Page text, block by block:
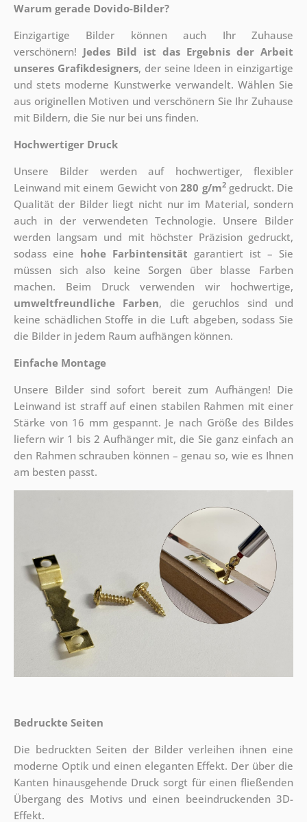
Warum gerade Dovido-Bilder?
Einzigartige Bilder können auch Ihr Zuhause
verschönern! Jedes Bild ist das Ergebnis der Arbeit
unseres Grafikdesigners, der seine Ideen in einzigartige
und stets moderne Kunstwerke verwandelt. Wählen Sie
aus originellen Motiven und verschönern Sie Ihr Zuhause
mit Bildern, die Sie nur bei uns finden.
Hochwertiger Druck
Unsere Bilder werden auf hochwertiger, flexibler
Leinwand mit einem Gewicht von280 g/m2gedruckt. Die
Qualität der Bilder liegt nicht nur im Material, sondern
auch in der verwendeten Technologie. Unsere Bilder
werden langsam und mit höchster Präzision gedruckt,
sodass eine hohe Farbintensität garantiert ist – Sie
müssen sich also keine Sorgen über blasse Farben
machen. Beim Druck verwenden wir hochwertige,
umweltfreundliche Farben, die geruchlos sind und
keine schädlichen Stoffe in die Luft abgeben, sodass Sie
die Bilder in jedem Raum aufhängen können.
Einfache Montage
Unsere Bilder sind sofort bereit zum Aufhängen! Die
Leinwand ist straff auf einen stabilen Rahmen mit einer
Stärke von 16 mm gespannt. Je nach Größe des Bildes
liefern wir 1 bis 2 Aufhänger mit, die Sie ganz einfach an
den Rahmen schrauben können – genau so, wie es Ihnen
am besten passt.
Bedruckte Seiten
Die bedruckten Seiten der Bilder verleihen ihnen eine
moderne Optik und einen eleganten Effekt. Der über die
Kanten hinausgehende Druck sorgt für einen fließenden
Übergang des Motivs und einen beeindruckenden 3D-
Effekt.